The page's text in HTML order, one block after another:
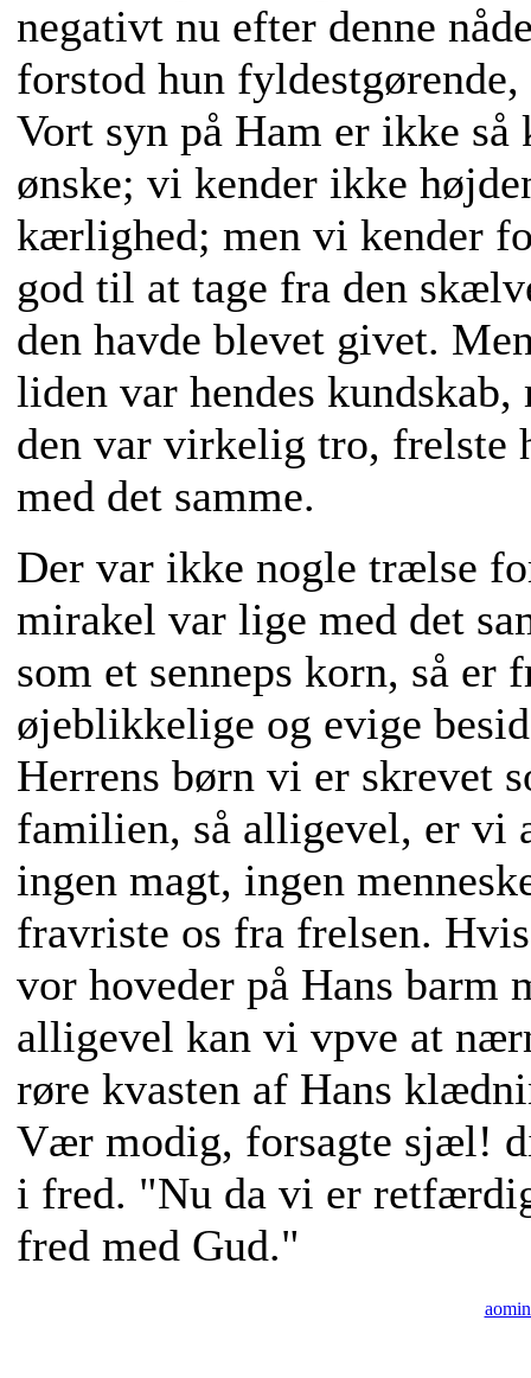
negativt nu efter denne
forstod hun
Vort syn på Ham er ikke
ønske; vi kender ikke
kærlighed; men vi kender
god til at tage fra den
den havde blevet givet.
liden var hendes
den var virkelig tro, frelste
med det samme.
Der var ikke nogle trælse
mirakel var lige med det
som et senneps korn, så er
øjeblikkelige og evige
Herrens børn vi er skrevet
familien, så alligevel, er vi
ingen magt, ingen
fravriste os fra frelsen.
vor hoveder på Hans barm
alligevel kan vi vpve at
røre kvasten af Hans
Vær modig, forsagte sjæl!
i fred. "Nu da vi er
fred med Gud."